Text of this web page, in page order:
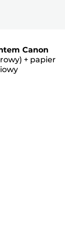
Canon
+ papier